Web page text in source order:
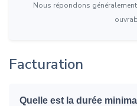
Nous répondons
Facturation
Quelle est la durée